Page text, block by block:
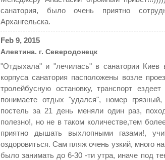
санатория, было очень приятно
Архангельска.
Feb 9, 2015
Алевтина. г. Северодонецк
"Отдыхала" и "лечилась" в санатории Киев
корпуса санатория пасположены возле
тролейбусную остановку, транспорт
понимаете отдых "удался", номер
постель за 21 день меняли один раз,
полезно!, но не в таком количестве,тем
приятно дышать выхлопными газами!,
оздоровиться. Сам пляж очень узкий, много
было занимать до 6-30 -ти утра, иначе под